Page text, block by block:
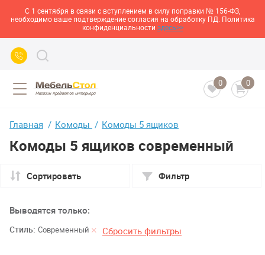
С 1 сентября в связи с вступлением в силу поправки № 156-ФЗ,
необходимо ваше подтверждение согласия на обработку ПД. Политика
конфиденциальности здесь>>
0 0
Главная Комоды Комоды 5 ящиков
Комоды 5 ящиков современный
Сортировать Фильтр
Выводятся только:
Стиль: Современный Сбросить фильтры